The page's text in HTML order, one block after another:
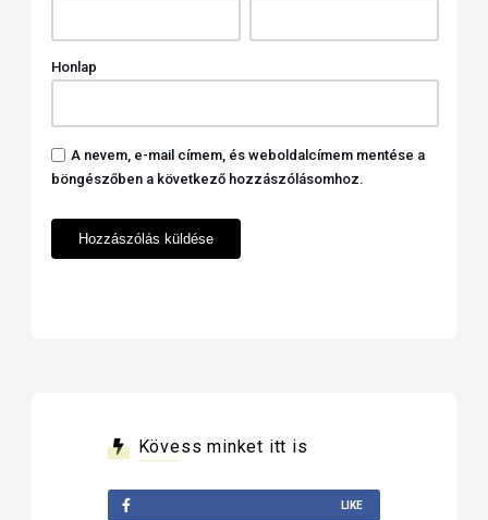
Honlap
A nevem, e-mail címem, és weboldalcímem mentése a
böngészőben a következő hozzászólásomhoz.
Kövess minket itt is
LIKE